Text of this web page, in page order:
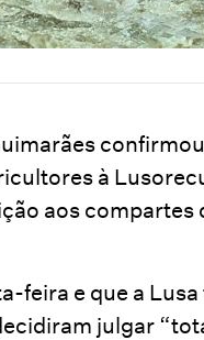
à
aos compartes
feira e que a
julgar